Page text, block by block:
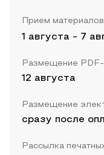
Прием материалов
1 августа - 7
Размещение
12 августа
Размещение
сразу после
Рассылка